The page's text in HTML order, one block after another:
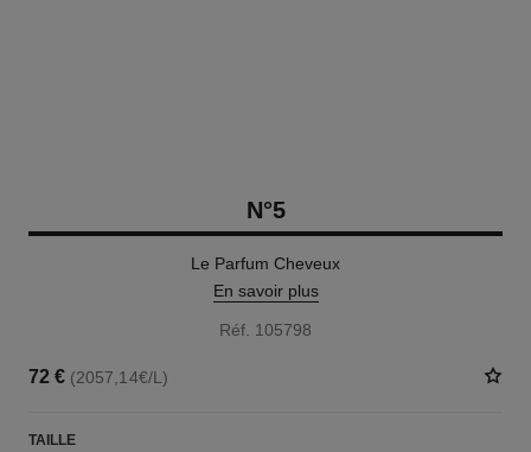
N°5
Le Parfum Cheveux
En savoir plus
Réf. 105798
72 € (2057,14€/L)
TAILLE